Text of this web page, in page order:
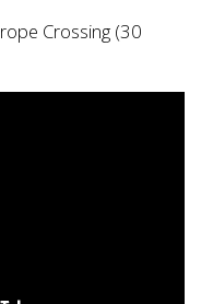
Crossing (30